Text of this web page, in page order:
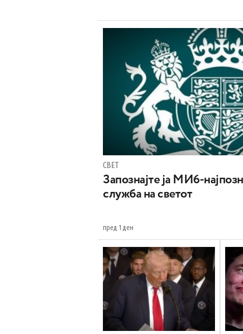
СВЕТ
Запознајте ја МИ6-
служба на светот
пред 1 ден